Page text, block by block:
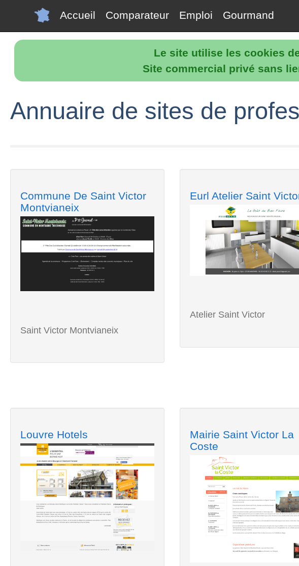
Le site utilise les cookies
Site commercial privé sans
Accueil Comparateur Emploi Gourmand
Annuaire de sites de
Commune De Saint Victor
Montvianeix
Saint Victor Montvianeix
Eurl Atelier Saint
Atelier Saint Victor
Louvre Hotels
Mairie Saint Victor La
Coste